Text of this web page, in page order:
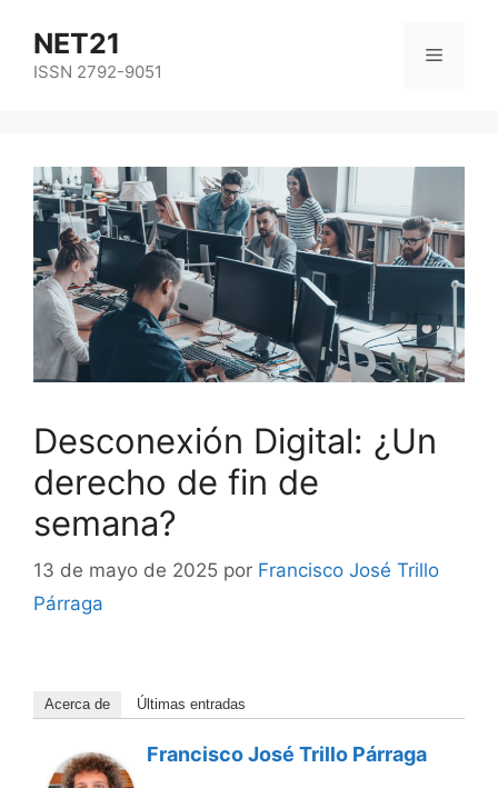
NET21
ISSN 2792-9051
Desconexión Digital: ¿Un
derecho de fin de
semana?
13 de mayo de 2025 por Francisco José Trillo
Párraga
Acerca de Últimas entradas
Francisco José Trillo Párraga